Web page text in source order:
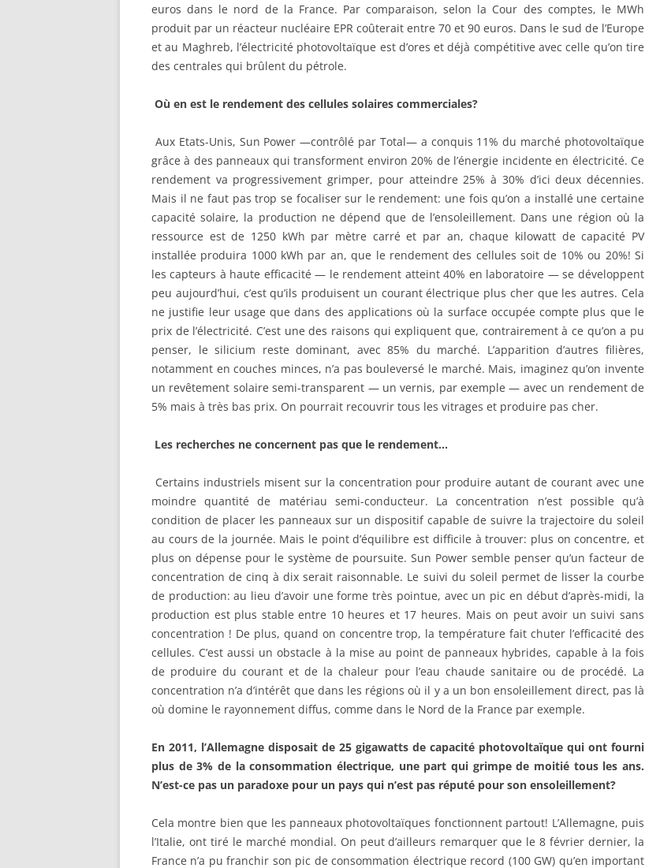
euros dans le nord de la France. Par comparaison, selon la Cour des comptes, le MWh
produit par un réacteur nucléaire EPR coûterait entre 70 et 90 euros. Dans le sud de l’Europe
et au Maghreb, l’électricité photovoltaïque est d’ores et déjà compétitive avec celle qu’on tire
des centrales qui brûlent du pétrole.
Où en est le rendement des cellules solaires commerciales?
Aux Etats-Unis, Sun Power —contrôlé par Total— a conquis 11% du marché photovoltaïque
grâce à des panneaux qui transforment environ 20% de l’énergie incidente en électricité. Ce
rendement va progressivement grimper, pour atteindre 25% à 30% d’ici deux décennies.
Mais il ne faut pas trop se focaliser sur le rendement: une fois qu’on a installé une certaine
capacité solaire, la production ne dépend que de l’ensoleillement. Dans une région où la
ressource est de 1250 kWh par mètre carré et par an, chaque kilowatt de capacité PV
installée produira 1000 kWh par an, que le rendement des cellules soit de 10% ou 20%! Si
les capteurs à haute efficacité — le rendement atteint 40% en laboratoire — se développent
peu aujourd’hui, c’est qu’ils produisent un courant électrique plus cher que les autres. Cela
ne justifie leur usage que dans des applications où la surface occupée compte plus que le
prix de l’électricité. C’est une des raisons qui expliquent que, contrairement à ce qu’on a pu
penser, le silicium reste dominant, avec 85% du marché. L’apparition d’autres filières,
notamment en couches minces, n’a pas bouleversé le marché. Mais, imaginez qu’on invente
un revêtement solaire semi-transparent — un vernis, par exemple — avec un rendement de
5% mais à très bas prix. On pourrait recouvrir tous les vitrages et produire pas cher.
Les recherches ne concernent pas que le rendement…
Certains industriels misent sur la concentration pour produire autant de courant avec une
moindre quantité de matériau semi-conducteur. La concentration n’est possible qu’à
condition de placer les panneaux sur un dispositif capable de suivre la trajectoire du soleil
au cours de la journée. Mais le point d’équilibre est difficile à trouver: plus on concentre, et
plus on dépense pour le système de poursuite. Sun Power semble penser qu’un facteur de
concentration de cinq à dix serait raisonnable. Le suivi du soleil permet de lisser la courbe
de production: au lieu d’avoir une forme très pointue, avec un pic en début d’après-midi, la
production est plus stable entre 10 heures et 17 heures. Mais on peut avoir un suivi sans
concentration ! De plus, quand on concentre trop, la température fait chuter l’efficacité des
cellules. C’est aussi un obstacle à la mise au point de panneaux hybrides, capable à la fois
de produire du courant et de la chaleur pour l’eau chaude sanitaire ou de procédé. La
concentration n’a d’intérêt que dans les régions où il y a un bon ensoleillement direct, pas là
où domine le rayonnement diffus, comme dans le Nord de la France par exemple.
En 2011, l’Allemagne disposait de 25 gigawatts de capacité photovoltaïque qui ont fourni
plus de 3% de la consommation électrique, une part qui grimpe de moitié tous les ans.
N’est-ce pas un paradoxe pour un pays qui n’est pas réputé pour son ensoleillement?
Cela montre bien que les panneaux photovoltaïques fonctionnent partout! L’Allemagne, puis
l’Italie, ont tiré le marché mondial. On peut d’ailleurs remarquer que le 8 février dernier, la
France n’a pu franchir son pic de consommation électrique record (100 GW) qu’en important